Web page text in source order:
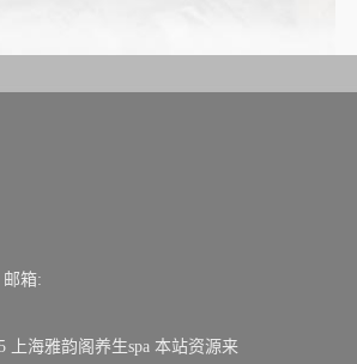
箱:
上海雅韵阁养生spa 本站资源来